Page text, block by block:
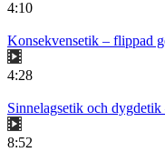
4:10
Konsekvensetik – flippad
4:28
Sinnelagsetik och
8:52